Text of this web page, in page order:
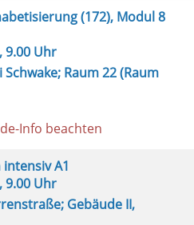
(172), Modul 8
9.00 Uhr
Raum 22 (Raum
Info beachten
A1
9.00 Uhr
Gebäude II,